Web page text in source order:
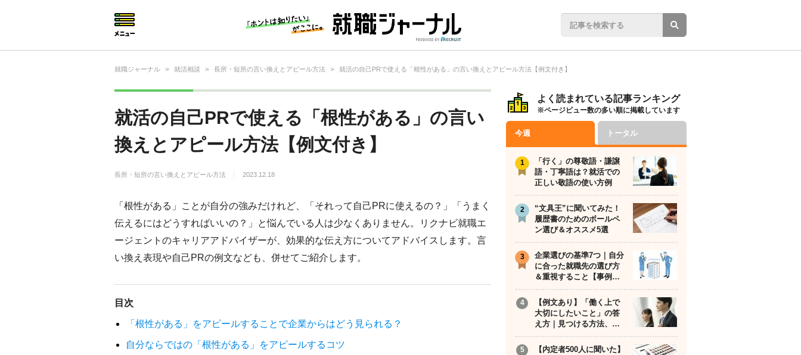
就職ジャーナル > 就活相談 > 長所・短所の言い換えとアピール方法 > 就活の自己PRで使える「根性がある」の言い換えとアピール方法【例文付き】
就活の自己PRで使える「根性がある」の言い
換えとアピール方法【例文付き】
長所・短所の言い換えとアピール方法 2023.12.18
「根性がある」ことが自分の強みだけれど、「それって自己PRに使えるの？」「うまく
伝えるにはどうすればいいの？」と悩んでいる人は少なくありません。リクナビ就職エ
ージェントのキャリアアドバイザーが、効果的な伝え方についてアドバイスします。言
い換え表現や自己PRの例文なども、併せてご紹介します。
目次
「根性がある」をアピールすることで企業からはどう見られる？
自分ならではの「根性がある」をアピールするコツ
よく読まれている記事ランキング
※ページビュー数の多い順に掲載しています
今週 トータル
「行く」の尊敬語・謙譲
語・丁寧語は？就活での
正しい敬語の使い方例
“文具王”に聞いてみた！
履歴書のためのボールペ
ン選び＆オススメ5選
企業選びの基準7つ｜自分
に合った就職先の選び方
＆重視すること【事例…
【例文あり】「働く上で
大切にしたいこと」の答
え方｜見つける方法、…
【内定者500人に聞いた】
仕事の選び方・ヒント
仕事とは？